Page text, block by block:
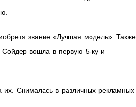
звание «Лучшая модель». Также
Сойдер вошла в первую 5-ку и
их. Снималась в различных рекламных